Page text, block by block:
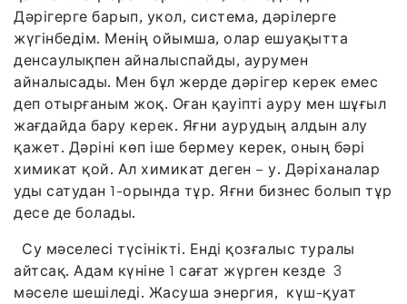
Дәрігерге барып, укол, система, дәрілерге
жүгінбедім. Менің ойымша, олар ешуақытта
денсаулықпен айналыспайды, аурумен
айналысады. Мен бұл жерде дәрігер керек емес
деп отырғаным жоқ. Оған қауіпті ауру мен шұғыл
жағдайда бару керек. Яғни аурудың алдын алу
қажет. Дәріні көп іше бермеу керек, оның бәрі
химикат қой. Ал химикат деген – у. Дәріханалар
уды сатудан 1-орында тұр. Яғни бизнес болып тұр
десе де болады.
Су мәселесі түсінікті. Енді қозғалыс туралы
айтсақ. Адам күніне 1 сағат жүрген кезде 3
мәселе шешіледі. Жасуша энергия, күш-қуат